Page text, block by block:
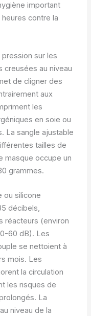
important
contre la
sur les
creusées au niveau
de cligner des
aux
les
en soie ou
La sangle ajustable
tailles de
masque occupe un
grammes.
ou silicone
décibels,
réacteurs (environ
60 dB). Les
se nettoient à
mois. Les
la circulation
les risques de
La
niveau de la